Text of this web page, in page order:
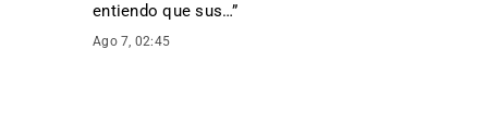
entiendo que sus…”
Ago 7, 02:45